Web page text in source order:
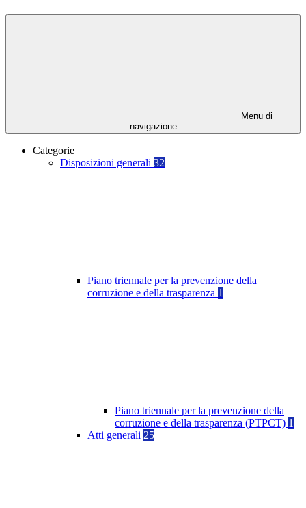
Menu di
navigazione
Categorie
Disposizioni generali 32
Piano triennale per la prevenzione della
corruzione e della trasparenza 1
Piano triennale per la prevenzione della
corruzione e della trasparenza (PTPCT) 1
Atti generali 25